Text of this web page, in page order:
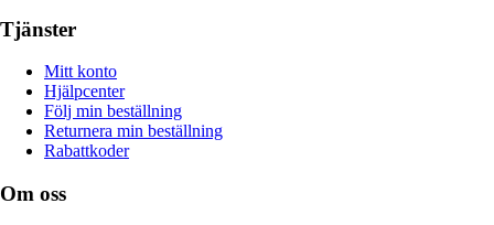
Tjänster
Mitt konto
Hjälpcenter
Följ min beställning
Returnera min beställning
Rabattkoder
Om oss